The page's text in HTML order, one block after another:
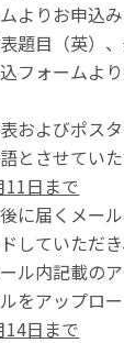
よりお申込み
題目（英）
フォームよ
およびポス
とさせていた
11日まで
に届くメー
していただ
ル内記載の
をアップロ
14日まで